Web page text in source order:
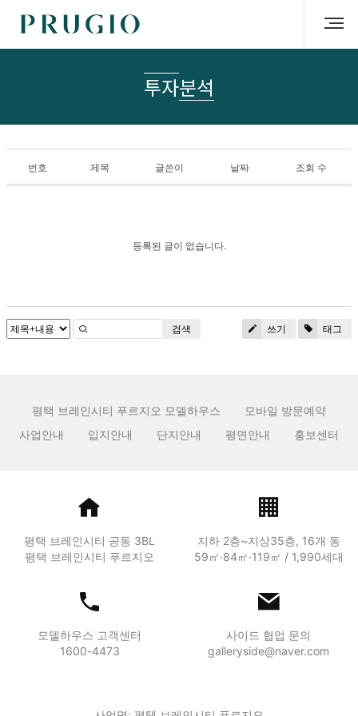
투자분석
번호 제목 글쓴이 날짜 조회 수
등록된 글이 없습니다.
쓰기 태그
검색
평택 브레인시티 푸르지오 모델하우스
모바일 방문예약
사업안내
입지안내 단지안내 평면안내 홍보센터
평택 브레인시티 공동 3BL
평택 브레인시티 푸르지오
지하 2층~지상35층, 16개 동
59㎡·84㎡·119㎡ / 1,990세대
모델하우스 고객센터
1600-4473
사이드 협업 문의
galleryside@naver.com